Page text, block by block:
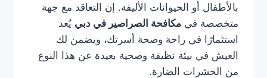
بالأطفال أو الحيوانات الأليفة. إن التعاقد مع جهة
متخصصة في مكافحة الصراصير في دبي يُعد
استثمارًا في راحة وصحة أسرتك، ويضمن لك
العيش في بيئة نظيفة وصحية بعيدة عن هذا النوع
من الحشرات الضارة.